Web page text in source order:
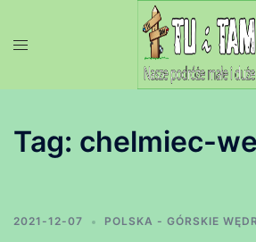
Tag: chelmiec-
2021-12-07 POLSKA - GÓRSKIE